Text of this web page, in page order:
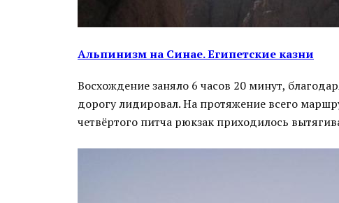
Альпинизм на Синае. Египетские казни
Восхождение заняло 6 часов 20 минут,
дорогу лидировал. На протяжение всего
четвёртого питча рюкзак приходилось